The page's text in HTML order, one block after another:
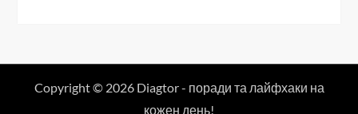
Copyright © 2026 Diagtor - поради та лайфхаки на
кожен день!